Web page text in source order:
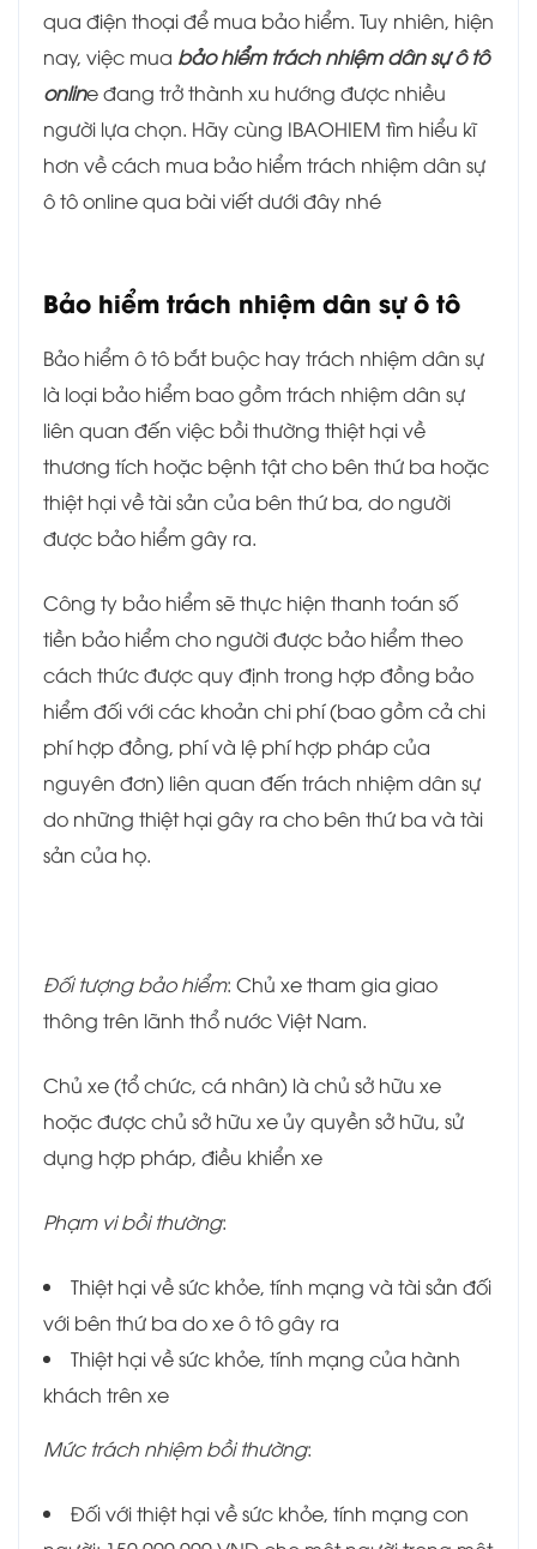
qua điện thoại để mua bảo hiểm. Tuy nhiên, hiện
nay, việc mua bảo hiểm trách nhiệm dân sự ô tô
online đang trở thành xu hướng được nhiều
người lựa chọn. Hãy cùng IBAOHIEM tìm hiểu kĩ
hơn về cách mua bảo hiểm trách nhiệm dân sự
ô tô online qua bài viết dưới đây nhé
Bảo hiểm trách nhiệm dân sự ô tô
Bảo hiểm ô tô bắt buộc hay trách nhiệm dân sự
là loại bảo hiểm bao gồm trách nhiệm dân sự
liên quan đến việc bồi thường thiệt hại về
thương tích hoặc bệnh tật cho bên thứ ba hoặc
thiệt hại về tài sản của bên thứ ba, do người
được bảo hiểm gây ra.
Công ty bảo hiểm​ sẽ thực hiện thanh toán số
tiền bảo hiểm cho người được bảo hiểm theo
cách thức được quy định trong hợp đồng bảo
hiểm đối với các khoản chi phí (bao gồm cả chi
phí hợp đồng, phí và lệ phí hợp pháp của
nguyên đơn) liên quan đến trách nhiệm dân sự
do những thiệt hại gây ra cho bên thứ ba và tài
sản của họ.
Đối tượng bảo hiểm: Chủ xe tham gia giao
thông trên lãnh thổ nước Việt Nam.
Chủ xe (tổ chức, cá nhân) là chủ sở hữu xe
hoặc được chủ sở hữu xe ủy quyền sở hữu, sử
dụng hợp pháp, điều khiển xe
Phạm vi bồi thường:
Thiệt hại về sức khỏe, tính mạng và tài sản đối
với bên thứ ba do xe ô tô gây ra
Thiệt hại về sức khỏe, tính mạng của hành
khách trên xe
Mức trách nhiệm bồi thường:
Đối với thiệt hại về sức khỏe, tính mạng con